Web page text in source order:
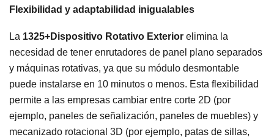
Flexibilidad y adaptabilidad inigualables
La 1325+Dispositivo Rotativo Exterior elimina la
necesidad de tener enrutadores de panel plano separados
y máquinas rotativas, ya que su módulo desmontable
puede instalarse en 10 minutos o menos. Esta flexibilidad
permite a las empresas cambiar entre corte 2D (por
ejemplo, paneles de señalización, paneles de muebles) y
mecanizado rotacional 3D (por ejemplo, patas de sillas,